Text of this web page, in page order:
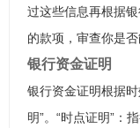
过这些信息再根据
的款项，审查你是否
银行资金证明
银行资金证明根据
明”。“时点证明”：